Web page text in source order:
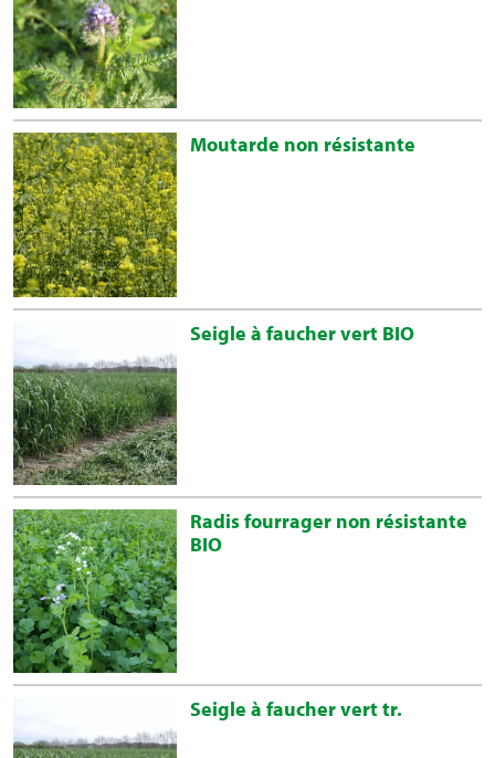
Moutarde non résistante
Seigle à faucher vert BIO
Radis fourrager non résistante
BIO
Seigle à faucher vert tr.